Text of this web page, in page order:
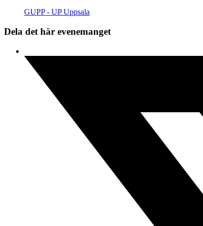
GUPP - UP Uppsala
Dela det här evenemanget